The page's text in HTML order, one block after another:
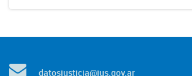
datosjusticia@jus.gov.ar